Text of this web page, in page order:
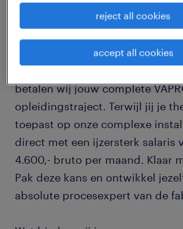
Heb jij je VAPRO B op zak en
Saint-Gobain Isover stroom je
betalen wij jouw complete
opleidingstraject. Terwijl jij je
toepast op onze complexe
direct met een ijzersterk salaris
4.600,- bruto per maand. Klaar
Pak deze kans en ontwikkel
absolute procesexpert van de
reject all cookies
accept all cookies